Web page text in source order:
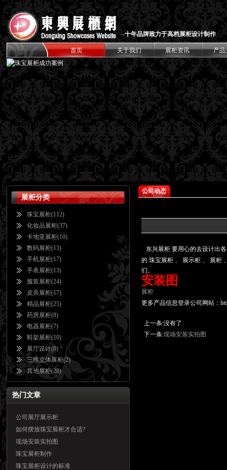
--十年品牌致力于高档展柜设计制作
首页 关于我们 展柜资讯 产品
展柜分类
珠宝展柜(112)
化妆品展柜(37)
卡地亚展柜(10)
数码展柜(13)
手机展柜(17)
手表展柜(13)
服装展柜(24)
皮具展柜(17)
精品展柜(25)
药房展柜(8)
电器展柜(7)
鞋架展柜(10)
展厅设计(0)
三维立体展柜(2)
其他展柜(28)
热门文章
公司展厅展示柜
如何摆放珠宝展柜才合适?
现场安装实拍图
珠宝展柜制作
珠宝展柜设计的标准
公司动态
东兴展柜 要用心的去设计出
的 珠宝展柜 、 展示柜 、 展柜
们。
安装图
展柜
更多产品信息登录公司网站：
上一条:没有了
下一条:现场安装实拍图